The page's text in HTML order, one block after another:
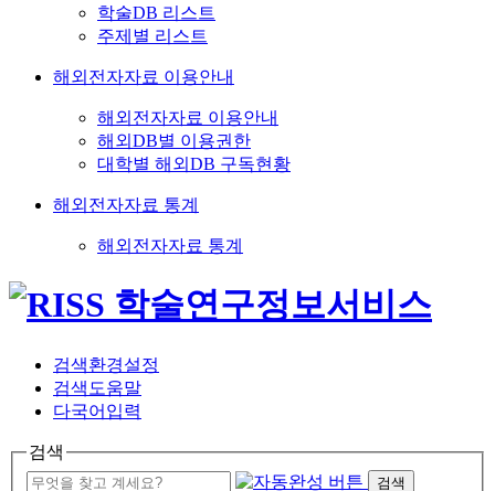
학술DB 리스트
주제별 리스트
해외전자자료 이용안내
해외전자자료 이용안내
해외DB별 이용권한
대학별 해외DB 구독현황
해외전자자료 통계
해외전자자료 통계
검색환경설정
검색도움말
다국어입력
검색
검색